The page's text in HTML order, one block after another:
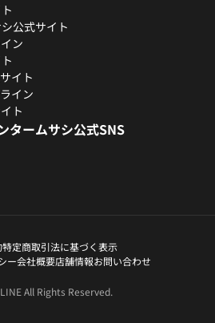
公式サイト
ン
イト
イン
ト
タームサシ公式SNS
特定商取引法に基づく表示
ー会社概要店舗情報お問い合わせ
All Rights Reserved.